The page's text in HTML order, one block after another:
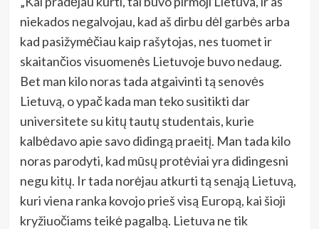
niekados negalvojau, kad aš dirbu dėl garbės arba
kad pasižymėčiau kaip rašytojas, nes tuomet ir
skaitančios visuomenės Lietuvoje buvo nedaug.
Bet man kilo noras tada atgaivinti tą senovės
Lietuvą, o ypač kada man teko susitikti dar
universitete su kitų tautų studentais, kurie
kalbėdavo apie savo didingą praeitį. Man tada kilo
noras parodyti, kad mūsų protėviai yra didingesni
negu kitų. Ir tada norėjau atkurti tą senąją Lietuvą,
kuri viena ranka kovojo prieš visą Europą, kai šioji
kryžiuočiams teikė pagalbą. Lietuva ne tik